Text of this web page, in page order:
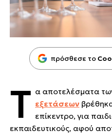
πρόσθεσε το
Τ α αποτελέσματα
εξετάσεων
επίκεντρο, για
εκπαιδευτικούς, αφού